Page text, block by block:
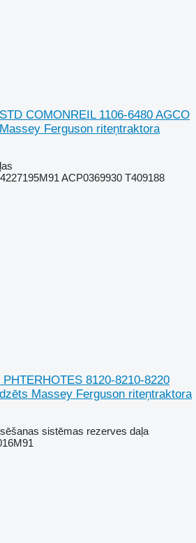
COMONREIL 1106-6480 AGCO
Ferguson riteņtraktora
ACP0369930 T409188
8120-8210-8220
Massey Ferguson riteņtraktora
sistēmas rezerves daļa